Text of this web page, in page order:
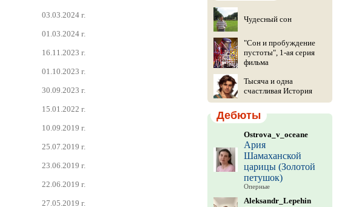
03.03.2024 г.
01.03.2024 г.
16.11.2023 г.
01.10.2023 г.
30.09.2023 г.
15.01.2022 г.
10.09.2019 г.
25.07.2019 г.
23.06.2019 г.
22.06.2019 г.
27.05.2019 г.
Чудесный сон
"Сон и пробуждение
пустоты", 1-ая серия
фильма
Тысяча и одна
счастливая История
Дебюты
Ostrova_v_oceane
Ария
Шамаханской
царицы (Золотой
петушок)
Оперные
Aleksandr_Lepehin